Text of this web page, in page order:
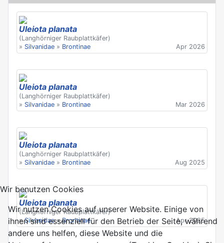
Uleiota planata
(Langhörniger Raubplattkäfer)
» Silvanidae » Brontinae Apr 2026
Uleiota planata
(Langhörniger Raubplattkäfer)
» Silvanidae » Brontinae Mar 2026
Uleiota planata
(Langhörniger Raubplattkäfer)
» Silvanidae » Brontinae Aug 2025
Uleiota planata
(Langhörniger Raubplattkäfer)
»Silvanidae»Brontinae Apr 2025
Wir benutzen Cookies
Wir nutzen Cookies auf unserer Website. Einige von
ihnen sind essenziell für den Betrieb der Seite, während
andere uns helfen, diese Website und die